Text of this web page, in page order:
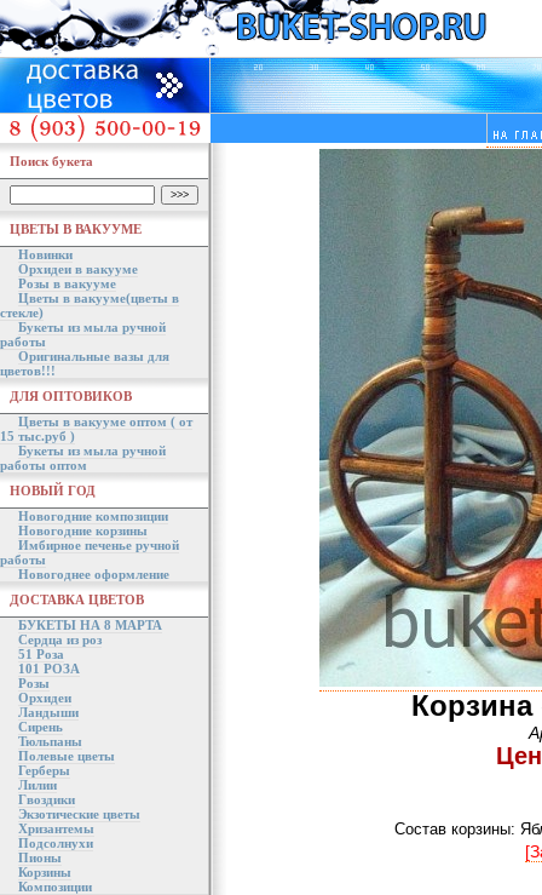
Поиск букета
ЦВЕТЫ В ВАКУУМЕ
Новинки
Орхидеи в вакууме
Розы в вакууме
Цветы в вакууме(цветы в
стекле)
Букеты из мыла ручной
работы
Оригинальные вазы для
цветов!!!
ДЛЯ ОПТОВИКОВ
Цветы в вакууме оптом ( от
15 тыс.руб )
Букеты из мыла ручной
работы оптом
НОВЫЙ ГОД
Новогодние композиции
Новогодние корзины
Имбирное печенье ручной
работы
Новогоднее оформление
ДОСТАВКА ЦВЕТОВ
БУКЕТЫ НА 8 МАРТА
Сердца из роз
51 Роза
101 РОЗА
Розы
Орхидеи
Ландыши
Сирень
Тюльпаны
Полевые цветы
Герберы
Лилии
Гвоздики
Экзотические цветы
Хризантемы
Подсолнухи
Пионы
Корзины
Композиции
Состав корзины: